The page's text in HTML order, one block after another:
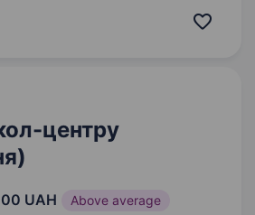
для печатних принтерів
центру
UAH Above average